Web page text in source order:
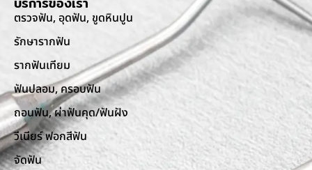
ตรวจฟัน, อุดฟัน, ขูดหินปูน
รักษารากฟัน
รากฟันเทียม
ฟันปลอม, ครอบฟัน
ถอนฟัน, ผ่าฟันคุด/ฟันฝัง
วีเนียร์ ฟอกสีฟัน
จัดฟัน